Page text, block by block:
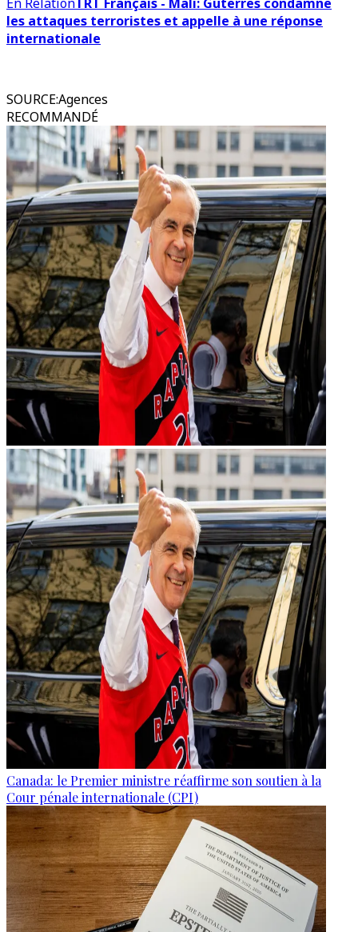
les attaques terroristes et appelle à une réponse
internationale
SOURCE:Agences
RECOMMANDÉ
Canada: le Premier ministre réaffirme son soutien à la
Cour pénale internationale (CPI)